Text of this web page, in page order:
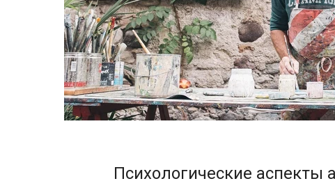
Психологические аспекты